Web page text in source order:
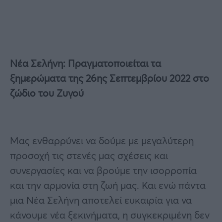
Νέα Σελήνη: Πραγματοποιείταιτα
ξημερώματα της 26ης Σεπτεμβρίου 2022 στο
ζώδιο του Ζυγού
Μας ενθαρρύνει να δούμε με μεγαλύτερη
προσοχή τις στενές μας σχέσεις και
συνεργασίες και να βρούμε την ισορροπία
και την αρμονία στη ζωή μας. Και ενώ πάντα
μια Νέα Σελήνη αποτελεί ευκαιρία για να
κάνουμε νέα ξεκινήματα, η συγκεκριμένη δεν